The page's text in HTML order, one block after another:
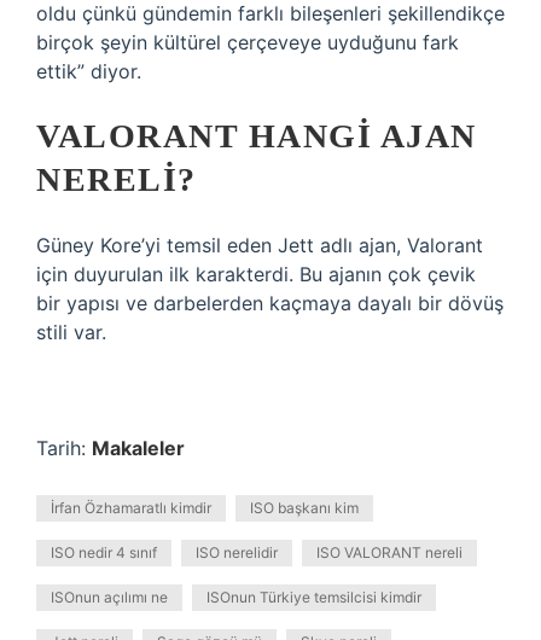
oldu çünkü gündemin farklı bileşenleri şekillendikçe
birçok şeyin kültürel çerçeveye uyduğunu fark
ettik” diyor.
VALORANT HANGI AJAN
NERELI?
Güney Kore’yi temsil eden Jett adlı ajan, Valorant
için duyurulan ilk karakterdi. Bu ajanın çok çevik
bir yapısı ve darbelerden kaçmaya dayalı bir dövüş
stili var.
Tarih: Makaleler
İrfan Özhamaratlı kimdir ISO başkanı kim
ISO nedir 4 sınıf ISO nerelidir ISO VALORANT nereli
ISOnun açılımı ne ISOnun Türkiye temsilcisi kimdir